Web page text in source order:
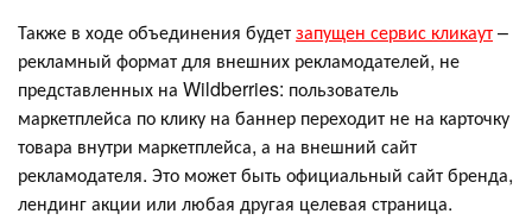
Также в ходе объединения будетзапущен сервис кликаут–
рекламный формат для внешних рекламодателей, не
представленных на Wildberries: пользователь
маркетплейса по клику на баннер переходит не на карточку
товара внутри маркетплейса, а на внешний сайт
рекламодателя. Это может быть официальный сайт бренда,
лендинг акции или любая другая целевая страница.